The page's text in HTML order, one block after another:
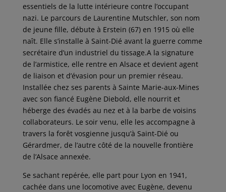
essentiels de la lutte intérieure contre l’occupant
nazi. Le parcours de Laurentine Mutschler, son nom
de jeune fille, débute à Erstein (67) en 1915 où elle
naît. Elle s’installe à Saint-Dié avant la guerre comme
secrétaire d’un industriel du tissage.A la signature
de l’armistice, elle rentre en Alsace et devient agent
de liaison et d’évasion pour un premier réseau.
Installée chez ses parents à Sainte­ Marie-aux-Mines
avec son fiancé Eugène Diebold, elle nourrit et
héberge des évadés au nez et à la barbe de voisins
collaborateurs. Le soir venu, elle les accompagne à
travers la forêt vosgienne jusqu’à Saint-Dié ou
Gérardmer, de l’autre côté de la nouvelle frontière
de l’Alsace annexée.
Se sachant repérée, elle part pour Lyon en 1941,
cachée dans une locomotive avec Eugène, devenu